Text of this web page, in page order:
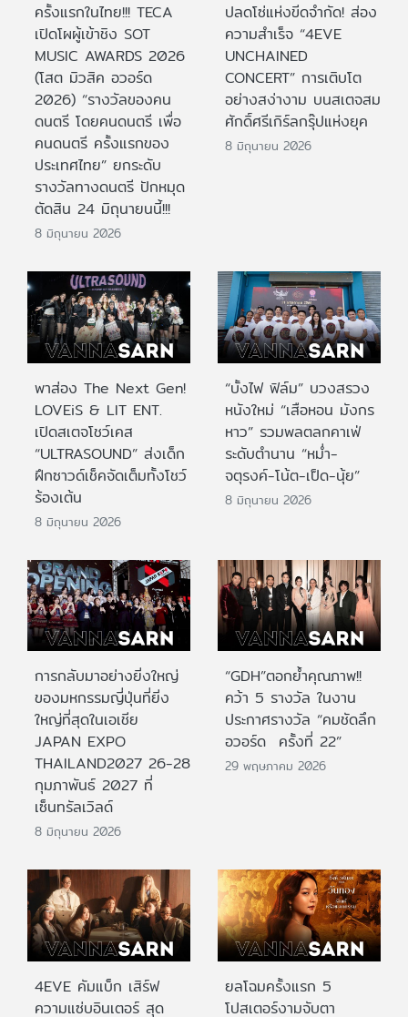
ครั้งแรกในไทย!!! TECA
เปิดโผผู้เข้าชิง SOT
MUSIC AWARDS 2026
(โสต มิวสิค อวอร์ด
2026) “รางวัลของคน
ดนตรี โดยคนดนตรี เพื่อ
คนดนตรี ครั้งแรกของ
ประเทศไทย” ยกระดับ
รางวัลทางดนตรี ปักหมุด
ตัดสิน 24 มิถุนายนนี้!!!
8 มิถุนายน 2026
ปลดโซ่แห่งขีดจำกัด! ส่อง
ความสำเร็จ “4EVE
UNCHAINED
CONCERT” การเติบโต
อย่างสง่างาม บนสเตจสม
ศักดิ์ศรีเกิร์ลกรุ๊ปแห่งยุค
8 มิถุนายน 2026
พาส่อง The Next Gen!
LOVEiS & LIT ENT.
เปิดสเตจโชว์เคส
“ULTRASOUND” ส่งเด็ก
ฝึกซาวด์เช็คจัดเต็มทั้งโชว์
ร้องเต้น
8 มิถุนายน 2026
“บั้งไฟ ฟิล์ม” บวงสรวง
หนังใหม่ “เสือหอน มังกร
หาว” รวมพลตลกคาเฟ่
ระดับตำนาน “หม่ำ-
จตุรงค์-โน้ต-เป็ด-นุ้ย”
8 มิถุนายน 2026
การกลับมาอย่างยิ่งใหญ่
ของมหกรรมญี่ปุ่นที่ยิ่ง
ใหญ่ที่สุดในเอเชีย
JAPAN EXPO
THAILAND2027 26-28
กุมภาพันธ์ 2027 ที่
เซ็นทรัลเวิลด์
8 มิถุนายน 2026
“GDH”ตอกย้ำคุณภาพ!!
คว้า 5 รางวัล ในงาน
ประกาศรางวัล “คมชัดลึก
อวอร์ด ครั้งที่ 22”
29 พฤษภาคม 2026
4EVE คัมแบ็ก เสิร์ฟ
ความแซ่บอินเตอร์ สุด
ยลโฉมครั้งแรก 5
โปสเตอร์งามจับตา